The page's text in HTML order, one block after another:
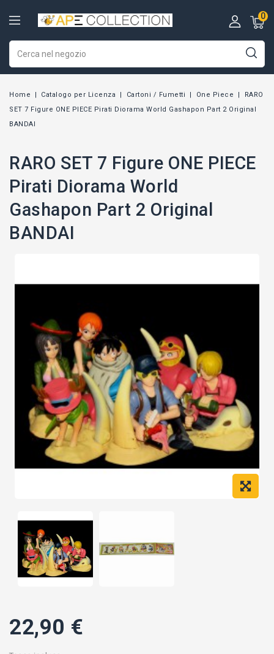
0
Home Catalogo per Licenza Cartoni / Fumetti One Piece
RARO
SET 7 Figure ONE PIECE Pirati Diorama World Gashapon Part 2 Original
BANDAI
RARO SET 7 Figure ONE PIECE
Pirati Diorama World
Gashapon Part 2 Original
BANDAI
22,90 €